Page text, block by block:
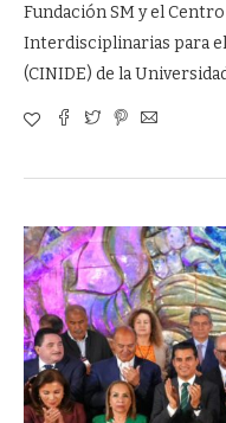
Fundación SM y el
Interdisciplinarias para
(CINIDE) de la